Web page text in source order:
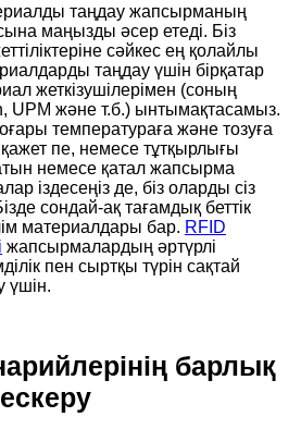
таңдау жапсырманың
маңызды әсер етеді. Біз
сәйкес ең қолайлы
таңдау үшін бірқатар
жеткізушілерімен (соның
UPM және т.б.) ынтымақтасамыз.
температураға және тозуға
пе, немесе тұтқырлығы
немесе қатал жапсырма
іздесеңіз де, біз оларды сіз
сондай-ақ тағамдық беттік
материалдары бар. RFID
жапсырмалардың әртүрлі
пен сыртқы түрін сақтай
үшін.
барлық